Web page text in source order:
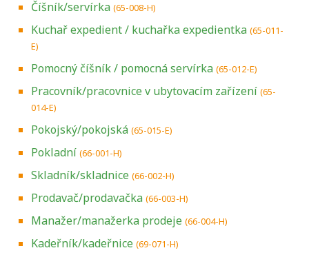
Číšník/servírka (65-008-H)
Kuchař expedient / kuchařka expedientka (65-011-
E)
Pomocný číšník / pomocná servírka (65-012-E)
Pracovník/pracovnice v ubytovacím zařízení (65-
014-E)
Pokojský/pokojská (65-015-E)
Pokladní (66-001-H)
Skladník/skladnice (66-002-H)
Prodavač/prodavačka (66-003-H)
Manažer/manažerka prodeje (66-004-H)
Kadeřník/kadeřnice (69-071-H)
Projděte si seznam profesních kvalifikací.